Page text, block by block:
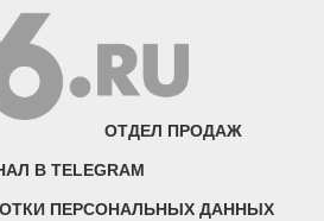
ОТДЕЛ ПРОДАЖ
В TELEGRAM
ПЕРСОНАЛЬНЫХ ДАННЫХ